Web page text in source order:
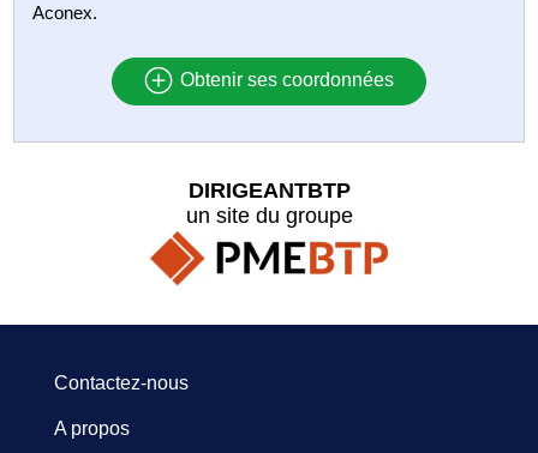
Aconex.
Obtenir ses coordonnées
DIRIGEANTBTP
un site du groupe
Contactez-nous
A propos